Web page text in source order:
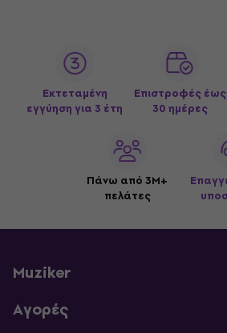
Εκτεταμένη
εγγύηση για 3 έτη
Επιστροφές έως
30 ημέρες
Πάνω από 3M+
πελάτες
Muziker
Αγορές